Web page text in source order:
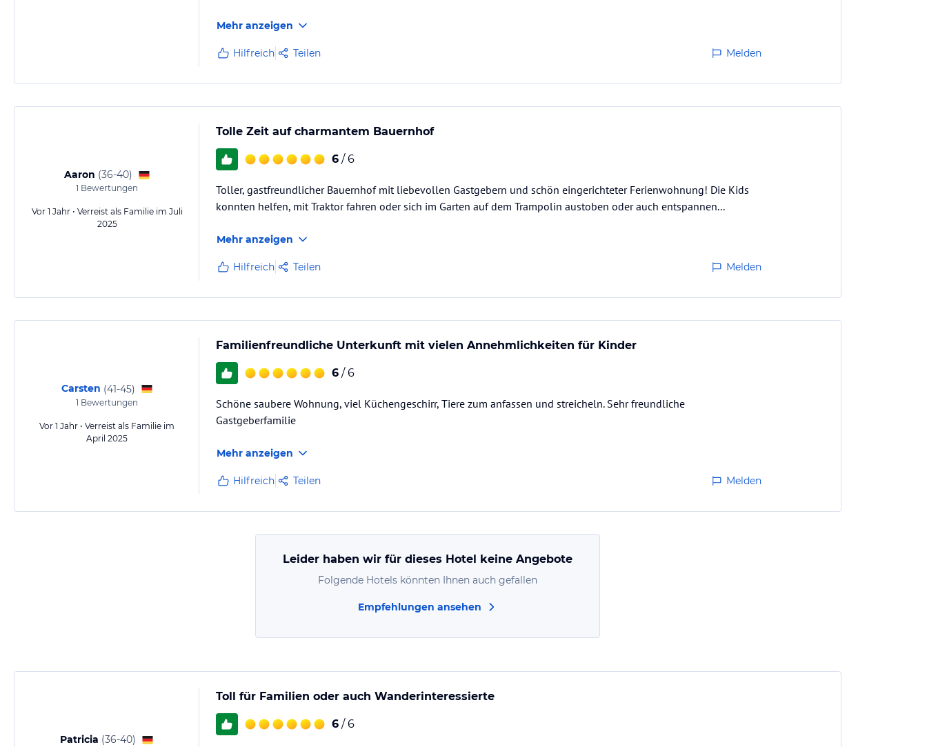
Mehr anzeigen
Hilfreich Teilen Melden
Aaron (36-40)
1 Bewertungen
Vor 1 Jahr • Verreist als Familie im Juli
2025
Tolle Zeit auf charmantem Bauernhof
6 / 6
Toller, gastfreundlicher Bauernhof mit liebevollen Gastgebern und schön eingerichteter Ferienwohnung! Die Kids
konnten helfen, mit Traktor fahren oder sich im Garten auf dem Trampolin austoben oder auch entspannen...
Mehr anzeigen
Hilfreich Teilen Melden
Carsten (41-45)
1 Bewertungen
Vor 1 Jahr • Verreist als Familie im
April 2025
Familienfreundliche Unterkunft mit vielen Annehmlichkeiten für Kinder
6 / 6
Schöne saubere Wohnung, viel Küchengeschirr, Tiere zum anfassen und streicheln. Sehr freundliche
Gastgeberfamilie
Mehr anzeigen
Hilfreich Teilen Melden
Leider haben wir für dieses Hotel keine Angebote
Folgende Hotels könnten Ihnen auch gefallen
Empfehlungen ansehen
Patricia (36-40)
Toll für Familien oder auch Wanderinteressierte
6 / 6